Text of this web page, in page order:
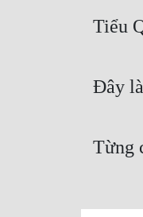
Tiểu
Đây
Từng